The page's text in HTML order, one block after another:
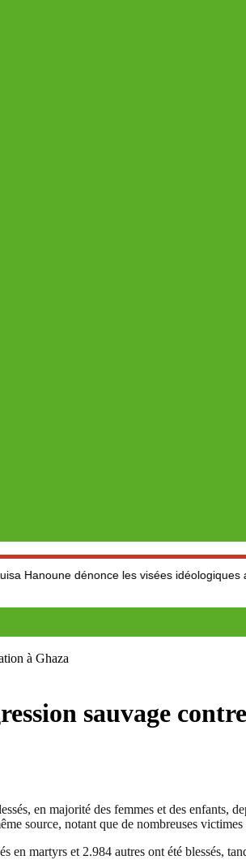
les visées idéologiques au dépend du
à Ghaza
sauvage
en majorité des femmes et des enfants,
source, notant que de nombreuses
martyrs et 2.984 autres ont été blessés,